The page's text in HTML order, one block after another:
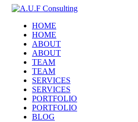
HOME
HOME
ABOUT
ABOUT
TEAM
TEAM
SERVICES
SERVICES
PORTFOLIO
PORTFOLIO
BLOG